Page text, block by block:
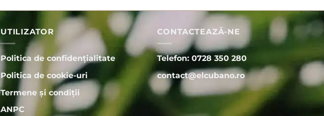
UTILIZATOR
Politica de confidențialitate
Politica de cookie-uri
Termene și condiții
ANPC
CONTACTEAZĂ-NE
Telefon: 0728 350 280
contact@elcubano.ro